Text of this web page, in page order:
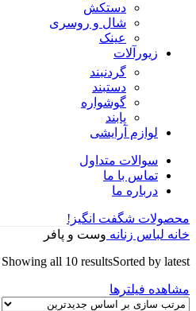
دستکش
شال و روسری
عینک
زیورآلات
گردنبند
دستبند
گوشواره
پابند
لوازم آرایشی
سوالات متداول
تماس با ما
درباره ما
محصولات شگفت انگیز!
خانه لباس زنانه وست و پافر
Showing all 10 resultsSorted by latest
مشاهده فیلترها